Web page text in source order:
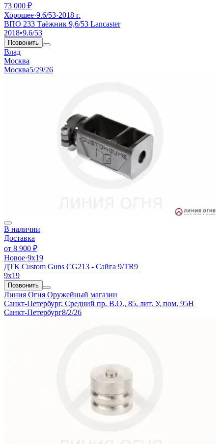
73 000 ₽
Хорошее·9.6/53·2018 г.
ВПО 233 Таёжник 9,6/53 Lancaster
2018•9.6/53
Позвонить
Влад
Москва
Москва5/29/26
В наличии
Доставка
от 8 900 ₽
Новое·9х19
ДТК Custom Guns CG213 - Сайга 9/TR9
9х19
Позвонить
Линия Огня Оружейный магазин
Санкт-Петербург, Средний пр. В.О., 85, лит. У, пом. 95Н
Санкт-Петербург8/2/26